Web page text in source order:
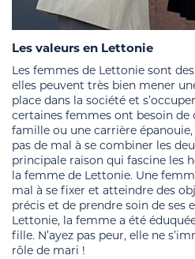
Les valeurs en Lettonie
Les femmes de Lettonie sont
elles peuvent très bien mener
place dans la société et
certaines femmes ont besoin de
famille ou une carrière épanouie,
pas de mal à se combiner les
principale raison qui fascine les
la femme de Lettonie. Une
mal à se fixer et atteindre des
précis et de prendre soin de ses
Lettonie, la femme a été
fille. N’ayez pas peur, elle ne
rôle de mari !